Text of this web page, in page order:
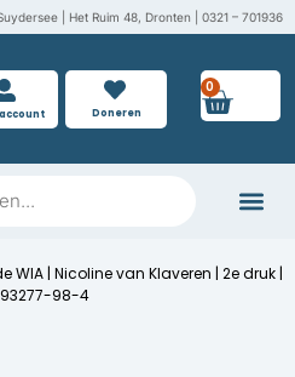
| Het Ruim 48, Dronten | 0321 – 701936
Doneren
0
WIA | Nicoline van Klaveren | 2e druk |
93277-98-4